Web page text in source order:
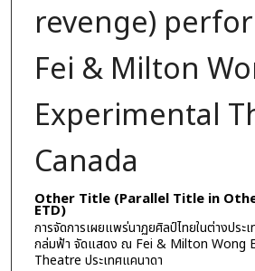
revenge)
Fei & Milton
Experimental
Canada
Other Title (Parallel Title in
ETD)
การจัดการเผยแพร่นาฏยศิลป์ไทยในต่างปร
กล่มฟ้า จัดแสดง ณ Fei & Milton Wong
Theatre ประเทศแคนาดา